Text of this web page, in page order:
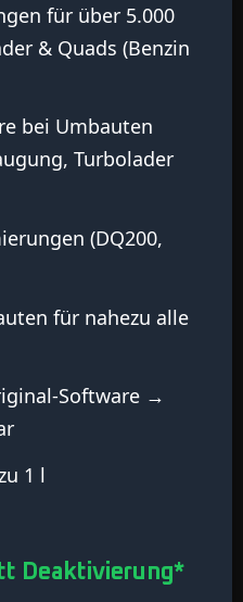
für über 5.000
& Quads (Benzin
bei Umbauten
Turbolader
(DQ200,
für nahezu alle
Software →
1 l
Deaktivierung*